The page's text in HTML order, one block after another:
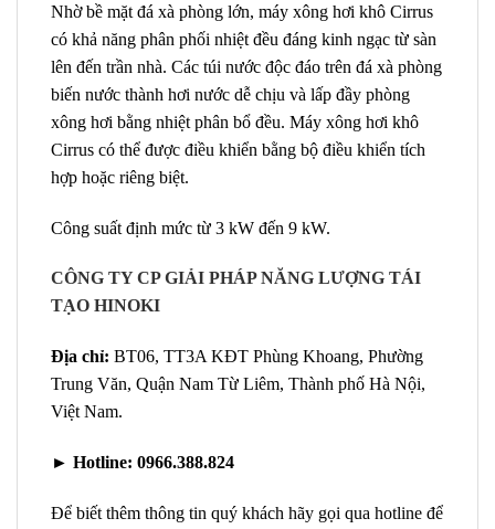
Nhờ bề mặt đá xà phòng lớn, máy xông hơi khô Cirrus
có khả năng phân phối nhiệt đều đáng kinh ngạc từ sàn
lên đến trần nhà. Các túi nước độc đáo trên đá xà phòng
biến nước thành hơi nước dễ chịu và lấp đầy phòng
xông hơi bằng nhiệt phân bổ đều. Máy xông hơi khô
Cirrus có thể được điều khiển bằng bộ điều khiển tích
hợp hoặc riêng biệt.
Công suất định mức từ 3 kW đến 9 kW.
CÔNG TY CP GIẢI PHÁP NĂNG LƯỢNG TÁI
TẠO HINOKI
Địa chỉ: BT06, TT3A KĐT Phùng Khoang, Phường
Trung Văn, Quận Nam Từ Liêm, Thành phố Hà Nội,
Việt Nam.
► Hotline: 0966.388.824
Để biết thêm thông tin quý khách hãy gọi qua hotline để